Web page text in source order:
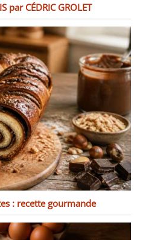
par CÉDRIC GROLET
: recette gourmande